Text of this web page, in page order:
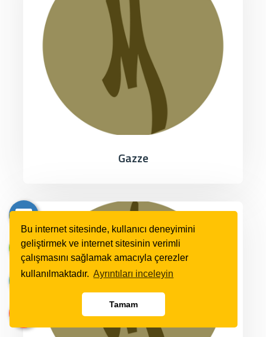
Bu internet sitesinde, kullanıcı deneyimini
geliştirmek ve internet sitesinin verimli
çalışmasını sağlamak amacıyla çerezler
kullanılmaktadır. Ayrıntıları inceleyin
Tamam
Gazze